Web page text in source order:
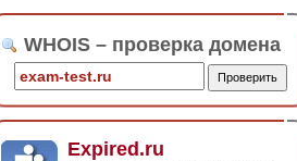
WHOIS – проверка домена
Expired.ru